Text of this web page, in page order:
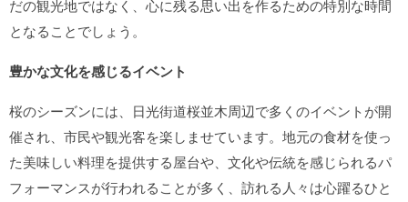
だの観光地ではなく、心に残る思い出を作るための特別な時間
となることでしょう。
豊かな文化を感じるイベント
桜のシーズンには、日光街道桜並木周辺で多くのイベントが開
催され、市民や観光客を楽しませています。地元の食材を使っ
た美味しい料理を提供する屋台や、文化や伝統を感じられるパ
フォーマンスが行われることが多く、訪れる人々は心躍るひと